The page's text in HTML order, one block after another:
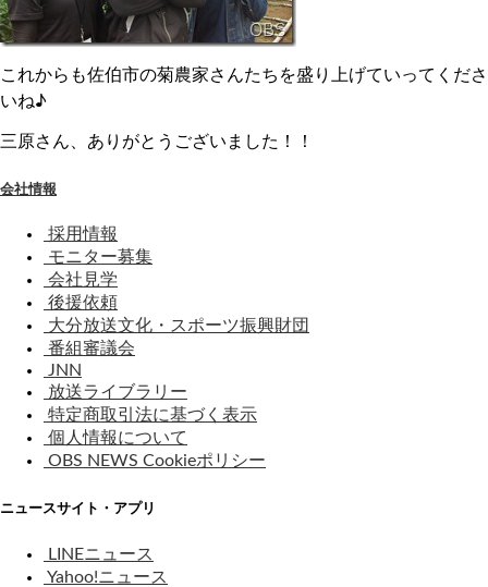
これからも佐伯市の菊農家さんたちを盛り上げていってくださ
いね♪
三原さん、ありがとうございました！！
会社情報
採用情報
モニター募集
会社見学
後援依頼
大分放送文化・スポーツ振興財団
番組審議会
JNN
放送ライブラリー
特定商取引法に基づく表示
個人情報について
OBS NEWS Cookieポリシー
ニュースサイト・アプリ
LINEニュース
Yahoo!ニュース